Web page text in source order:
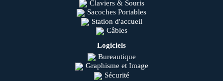
Claviers & Souris
Sacoches Portables
Station d'accueil
Câbles
Logiciels
Bureautique
Graphisme et Image
Sécurité